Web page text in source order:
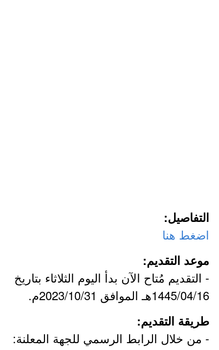
التفاصيل:
اضغط هنا
موعد التقديم:
- التقديم مُتاح الآن بدأ اليوم الثلاثاء بتاريخ
1445/04/16هـ الموافق 2023/10/31م.
طريقة التقديم:
- من خلال الرابط الرسمي للجهة المعلنة: